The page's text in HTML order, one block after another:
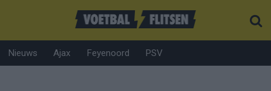
Nieuws Ajax Feyenoord PSV